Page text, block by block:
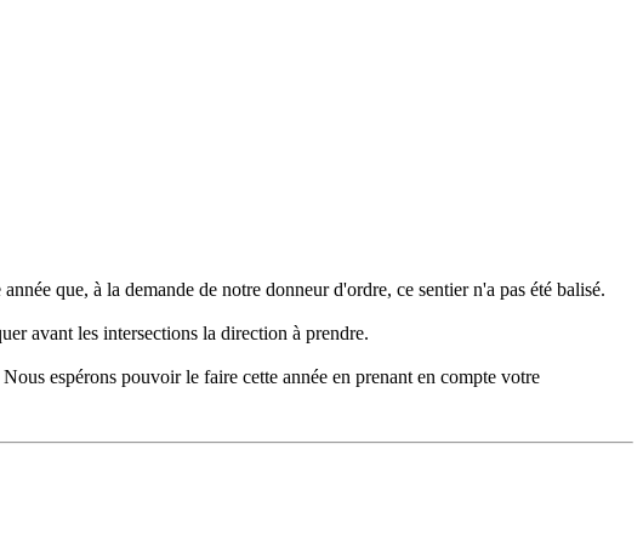
que, à la demande de notre donneur d'ordre, ce sentier n'a pas été balisé.
avant les intersections la direction à prendre.
espérons pouvoir le faire cette année en prenant en compte votre